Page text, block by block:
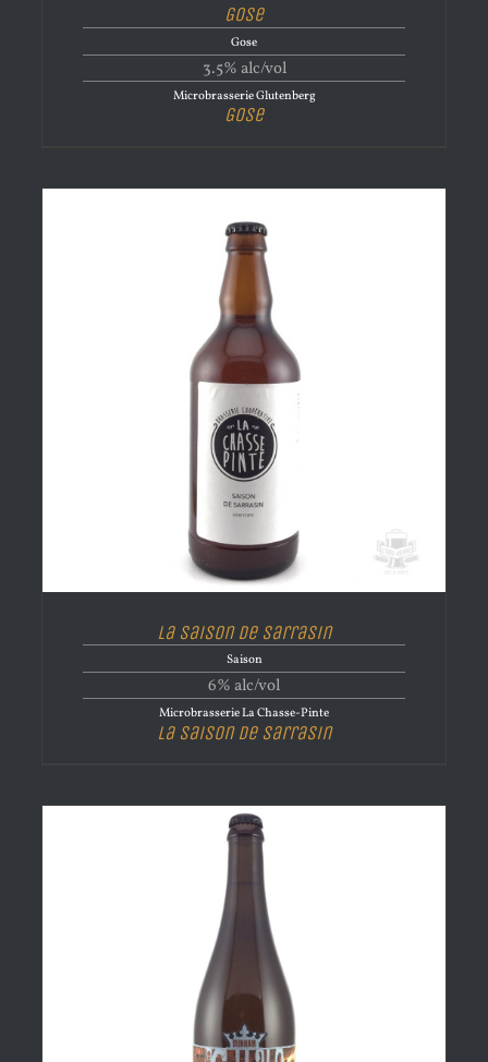
Gose
Gose
3.5% alc/vol
Microbrasserie Glutenberg
Gose
La Saison de sarrasin
Saison
6% alc/vol
Microbrasserie La Chasse-Pinte
La Saison de sarrasin